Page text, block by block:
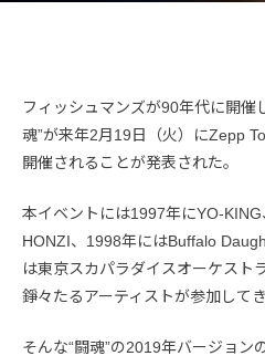
フィッシュマンズが90年代に開催
魂”が来年2月19日（火）にZepp
開催されることが発表された。
本イベントには1997年にYO-KING
HONZI、1998年にはBuffalo
は東京スカパラダイスオーケスト
錚々たるアーティストが参加して
そんな“闘魂”の2019年バージョン